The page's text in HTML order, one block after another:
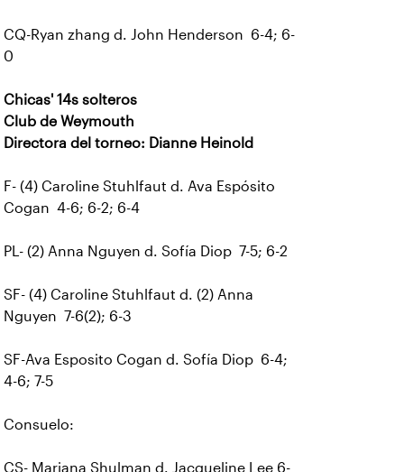
CQ-Ryan zhang d. John Henderson 6-4; 6-
0
Chicas' 14s solteros
Club de Weymouth
Directora del torneo: Dianne Heinold
F- (4) Caroline Stuhlfaut d. Ava Espósito
Cogan 4-6; 6-2; 6-4
PL- (2) Anna Nguyen d. Sofía Diop 7-5; 6-2
SF- (4) Caroline Stuhlfaut d. (2) Anna
Nguyen 7-6(2); 6-3
SF-Ava Esposito Cogan d. Sofía Diop 6-4;
4-6; 7-5
Consuelo:
CS- Mariana Shulman d. Jacqueline Lee 6-